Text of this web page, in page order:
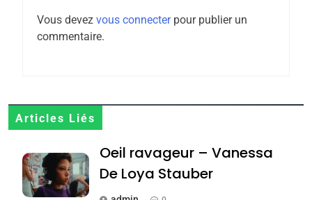
Vous devez vous connecterpour publier un
commentaire.
Articles Liés
Oeil ravageur – Vanessa
De Loya Stauber
7
8
Tafraout, le miel de Tadla
Azilal consacrés produits
du terroir
DAFINA MAROC